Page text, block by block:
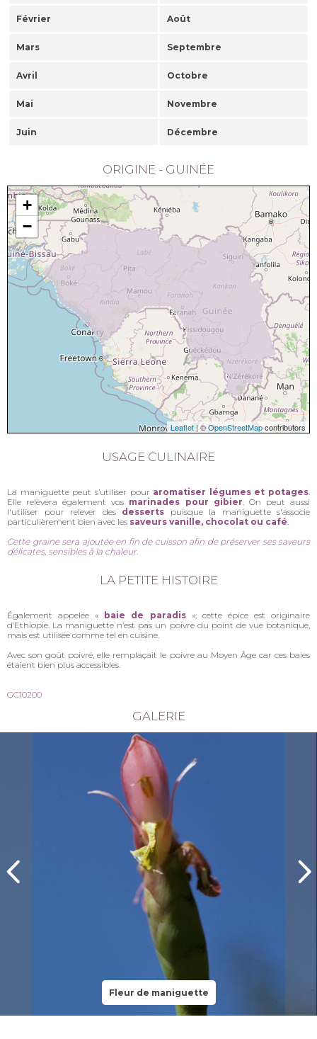
Février Août
Mars Septembre
Avril Octobre
Mai Novembre
Juin Décembre
ORIGINE - GUINÉE
+
−
Leaflet | ©OpenStreetMapcontributors
USAGE CULINAIRE
La maniguette peut s’utiliser pour aromatiser légumes et potages
Elle relèvera également vos marinades pour gibier . On peut aussi
l'utiliser pour relever des desserts
puisque la maniguette s'associe
particulièrement bien avec les saveurs vanille, chocolat ou café
Cette graine sera ajoutée en fin de cuisson afin de préserver ses saveurs
délicates, sensibles à la chaleur.
LA PETITE HISTOIRE
Également appelée « baie de paradis», cette épice est originaire
d’Ethiopie. La maniguette n’est pas un poivre du point de vue botanique,
mais est utilisée comme tel en cuisine.
Avec son goût poivré, elle remplaçait le poivre au Moyen Âge car ces baies
étaient bien plus accessibles.
GC10200
GALERIE
Fleur de maniguette